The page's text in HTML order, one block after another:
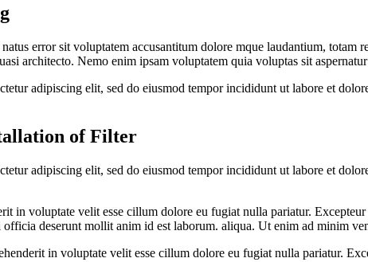
error sit voluptatem accusantitum dolore mque laudantium,
architecto. Nemo enim ipsam voluptatem quia voluptas sit
adipiscing elit, sed do eiusmod tempor incididunt ut labore et
of Filter
adipiscing elit, sed do eiusmod tempor incididunt ut labore et
in voluptate velit esse cillum dolore eu fugiat nulla pariatur.
deserunt mollit anim id est laborum. aliqua. Ut enim ad minim
in voluptate velit esse cillum dolore eu fugiat nulla pariatur.